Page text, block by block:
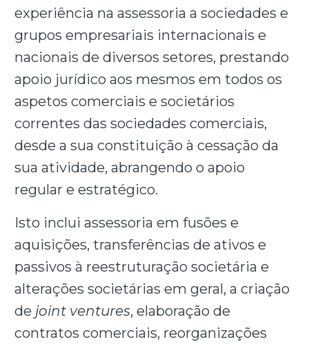
experiência na assessoria a sociedades e
grupos empresariais internacionais e
nacionais de diversos setores, prestando
apoio jurídico aos mesmos em todos os
aspetos comerciais e societários
correntes das sociedades comerciais,
desde a sua constituição à cessação da
sua atividade, abrangendo o apoio
regular e estratégico.
Isto inclui assessoria em fusões e
aquisições, transferências de ativos e
passivos à reestruturação societária e
alterações societárias em geral, a criação
de joint ventures, elaboração de
contratos comerciais, reorganizações